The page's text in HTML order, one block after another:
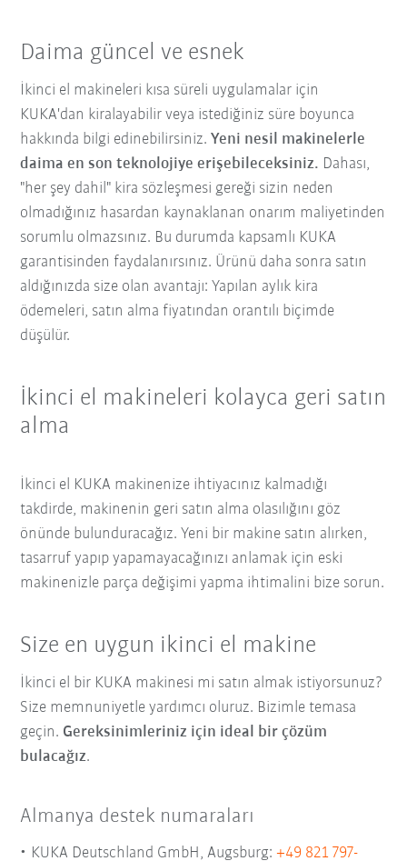
Daima güncel ve esnek
İkinci el makineleri kısa süreli uygulamalar için
KUKA'dan kiralayabilir veya istediğiniz süre boyunca
hakkında bilgi edinebilirsiniz.Yeni nesil makinelerle
daima en son teknolojiye erişebileceksiniz. Dahası,
"her şey dahil" kira sözleşmesi gereği sizin neden
olmadığınız hasardan kaynaklanan onarım maliyetinden
sorumlu olmazsınız. Bu durumda kapsamlı KUKA
garantisinden faydalanırsınız. Ürünü daha sonra satın
aldığınızda size olan avantajı: Yapılan aylık kira
ödemeleri, satın alma fiyatından orantılı biçimde
düşülür.
İkinci el makineleri kolayca geri satın
alma
İkinci el KUKA makinenize ihtiyacınız kalmadığı
takdirde, makinenin geri satın alma olasılığını göz
önünde bulunduracağız. Yeni bir makine satın alırken,
tasarruf yapıp yapamayacağınızı anlamak için eski
makinenizle parça değişimi yapma ihtimalini bize sorun.
Size en uygun ikinci el makine
İkinci el bir KUKA makinesi mi satın almak istiyorsunuz?
Size memnuniyetle yardımcı oluruz. Bizimle temasa
geçin. Gereksinimleriniz için ideal bir çözüm
bulacağız.
Almanya destek numaraları
KUKA Deutschland GmbH, Augsburg:+49 821 797-